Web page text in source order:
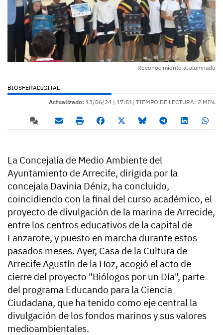
Reconocimiento al alumnado
BIOSFERADIGITAL
Actualizado: 13/06/24 | 17:51 | TIEMPO DE LECTURA: 2 MIN.
La Concejalía de Medio Ambiente del
Ayuntamiento de Arrecife, dirigida por la
concejala Davinia Déniz, ha concluido,
coincidiendo con la final del curso académico, el
proyecto de divulgación de la marina de Arrecide,
entre los centros educativos de la capital de
Lanzarote, y puesto en marcha durante estos
pasados meses. Ayer, Casa de la Cultura de
Arrecife Agustín de la Hoz, acogió el acto de
cierre del proyecto "Biólogos por un Día", parte
del programa Educando para la Ciencia
Ciudadana, que ha tenido como eje central la
divulgación de los fondos marinos y sus valores
medioambientales.